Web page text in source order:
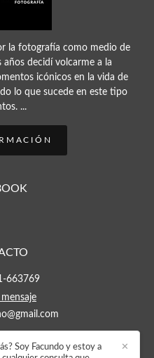
la fotografía como medio de
años decidí volcarme a la
icónicos en la vida de
lo que sucede en este tipo
...
663769
✕
Soy Facundo y estoy a